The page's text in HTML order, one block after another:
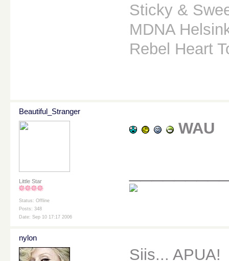
Sticky &
MDNA
Rebel Heart
Beautiful_Stranger
Little Star
Status: Offline
Posts: 348
Date: Sep 10 17:17 2006
WAU
nylon
Siis... APUA!